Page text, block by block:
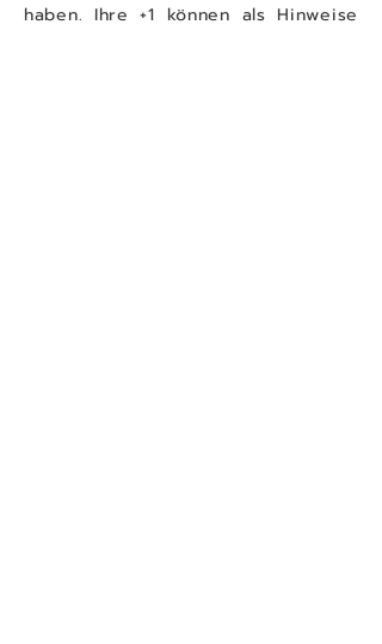
haben. Ihre +1 können als Hinweise